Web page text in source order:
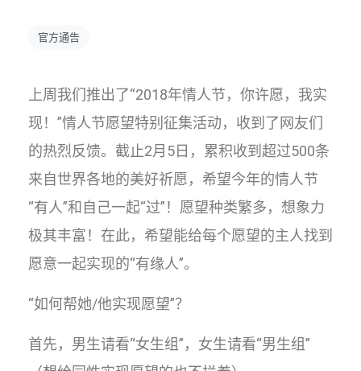
官方通告
上周我们推出了“2018年情人节，你许愿，我实
现！”情人节愿望特别征集活动，收到了网友们
的热烈反馈。截止2月5日，累积收到超过500条
来自世界各地的美好祈愿，希望今年的情人节
“有人”和自己一起“过”！愿望种类繁多，想象力
极其丰富！在此，希望能给每个愿望的主人找到
愿意一起实现的“有缘人”。
“如何帮她/他实现愿望”？
首先，男生请看“女生组”，女生请看“男生组”